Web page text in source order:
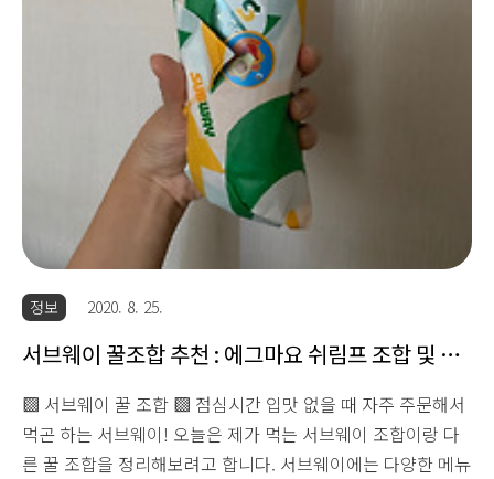
정보 2020. 8. 25.
서브웨이 꿀조합 추천 : 에그마요 쉬림프 조합 및 다
▩ 서브웨이 꿀 조합 ▩ 점심시간 입맛 없을 때 자주 주문해서
먹곤 하는 서브웨이! 오늘은 제가 먹는 서브웨이 조합이랑 다
른 꿀 조합을 정리해보려고 합니다. 서브웨이에는 다양한 메뉴